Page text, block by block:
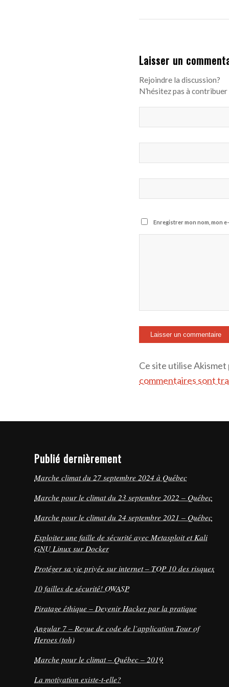
Laisser un
Rejoindre la discussion?
N’hésitez pas à contribuer
Enregistrer mon nom, mon
Ce site utilise
commentaires sont
Publié dernièrement
Marche climat du 27 septembre 2024 à Québec
Marche pour le climat du 23 septembre 2022 – Québec
Marche pour le climat du 24 septembre 2021 – Québec
Exploiter une faille de sécurité avec Metasploit et Kali
GNU Linux sur Docker
Protéger sa vie privée sur internet – TOP 10 des risques
10 failles de sécurité! OWASP
Piratage éthique – Devenir Hacker par la pratique
Angular 7 – Revue de code de l’application Tour of
Heroes (toh)
Marche pour le climat – Québec – 2019
La motivation existe-t-elle?